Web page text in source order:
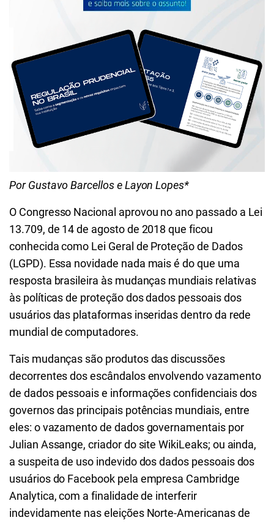
Por Gustavo Barcellos e Layon Lopes*
O Congresso Nacional aprovou no ano passado a Lei
13.709, de 14 de agosto de 2018 que ficou
conhecida como Lei Geral de Proteção de Dados
(LGPD). Essa novidade nada mais é do que uma
resposta brasileira às mudanças mundiais relativas
às políticas de proteção dos dados pessoais dos
usuários das plataformas inseridas dentro da rede
mundial de computadores.
Tais mudanças são produtos das discussões
decorrentes dos escândalos envolvendo vazamento
de dados pessoais e informações confidenciais dos
governos das principais potências mundiais, entre
eles: o vazamento de dados governamentais por
Julian Assange, criador do site WikiLeaks; ou ainda,
a suspeita de uso indevido dos dados pessoais dos
usuários do Facebook pela empresa Cambridge
Analytica, com a finalidade de interferir
indevidamente nas eleições Norte-Americanas de